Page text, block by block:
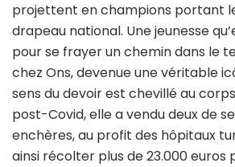
projettent en champions portant
drapeau national. Une jeunesse
pour se frayer un chemin dans le
chez Ons, devenue une véritable
sens du devoir est chevillé au
post-Covid, elle a vendu deux de
enchères, au profit des hôpitaux
ainsi récolter plus de 23.000 euros